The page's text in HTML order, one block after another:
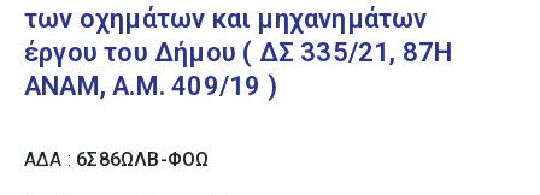
των οχημάτων και μηχανημάτων
έργου του Δήμου ( ΔΣ 335/21, 87Η
ΑΝΑΜ, Α.Μ. 409/19 )
ΑΔΑ : 6Σ86ΩΛΒ-ΦΟΩ